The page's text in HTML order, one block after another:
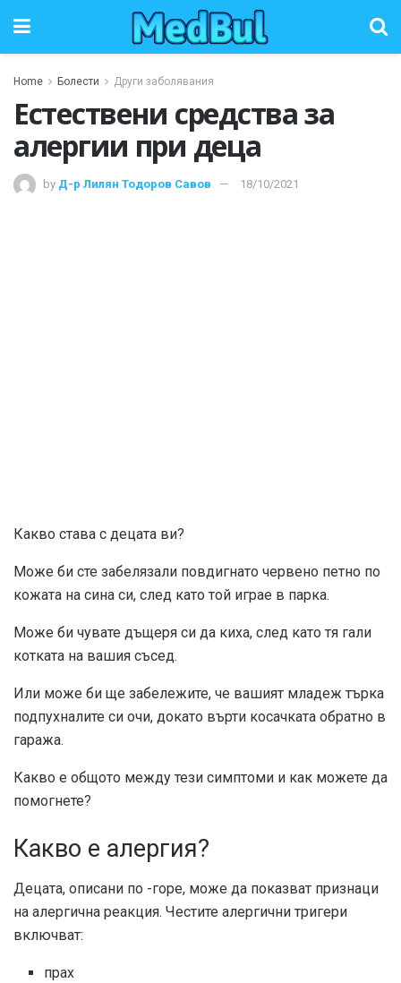
Home Болести Други заболявания
Естествени средства за
алергии при деца
by Д-р Лилян Тодоров Савов 18/10/2021
Какво става с децата ви?
Може би сте забелязали повдигнато червено петно ​​по
кожата на сина си, след като той играе в парка.
Може би чувате дъщеря си да киха, след като тя гали
котката на вашия съсед.
Или може би ще забележите, че вашият младеж търка
подпухналите си очи, докато върти косачката обратно в
гаража.
Какво е общото между тези симптоми и как можете да
помогнете?
Какво е алергия?
Децата, описани по -горе, може да показват признаци
на алергична реакция. Честите алергични тригери
включват:
прах